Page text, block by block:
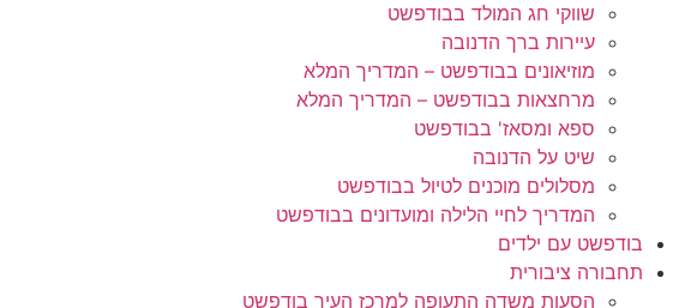
שווקי חג המולד בבודפשט
עיירות ברך הדנובה
מוזיאונים בבודפשט – המדריך המלא
מרחצאות בבודפשט – המדריך המלא
ספא ומסאז' בבודפשט
שיט על הדנובה
מסלולים מוכנים לטיול בבודפשט
המדריך לחיי הלילה ומועדונים בבודפשט
בודפשט עם ילדים
תחבורה ציבורית
הסעות משדה התעופה למרכז העיר בודפשט